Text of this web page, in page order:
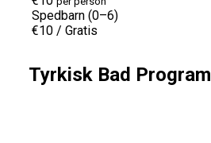
Spedbarn (0–6)
€10 / Gratis
Tyrkisk Bad Program